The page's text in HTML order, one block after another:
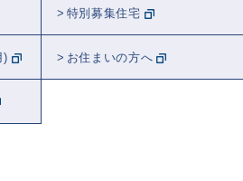
特別募集住宅
) お住まいの方へ